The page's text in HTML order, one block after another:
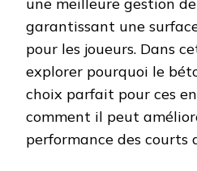
garantissant une
pour les joueurs. Dans
explorer pourquoi le
choix parfait pour ces
comment il peut
performance des courts